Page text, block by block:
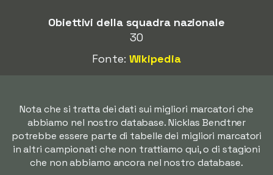
Obiettivi della squadra nazionale
30
Fonte: Wikipedia
Nota che si tratta dei dati sui migliori marcatori che
abbiamo nel nostro database. Nicklas Bendtner
potrebbe essere parte di tabelle dei migliori marcatori
in altri campionati che non trattiamo qui, o di stagioni
che non abbiamo ancora nel nostro database.